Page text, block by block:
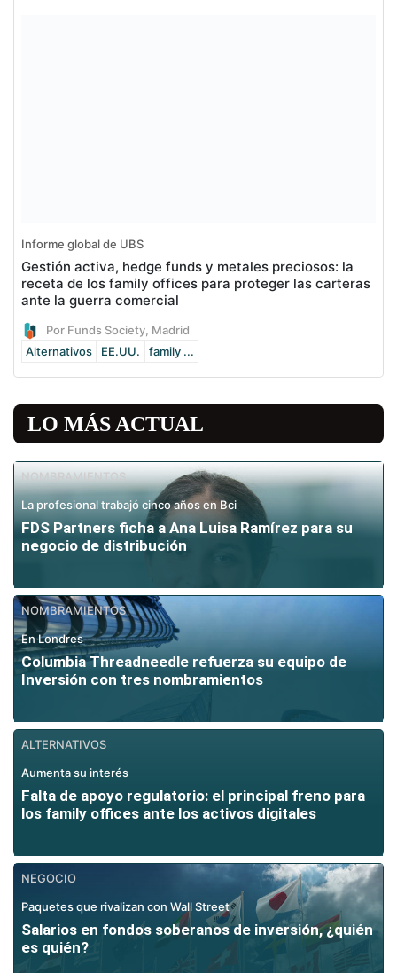
Informe global de UBS
Gestión activa, hedge funds y metales preciosos: la
receta de los family offices para proteger las carteras
ante la guerra comercial
Por Funds Society, Madrid
Alternativos
EE.UU. family ...
LO MÁS ACTUAL
NOMBRAMIENTOS
La profesional trabajó cinco años en Bci
FDS Partners ficha a Ana Luisa Ramírez para su
negocio de distribución
NOMBRAMIENTOS
En Londres
Columbia Threadneedle refuerza su equipo de
Inversión con tres nombramientos
ALTERNATIVOS
Aumenta su interés
Falta de apoyo regulatorio: el principal freno para
los family offices ante los activos digitales
NEGOCIO
Paquetes que rivalizan con Wall Street
Salarios en fondos soberanos de inversión, ¿quién
es quién?